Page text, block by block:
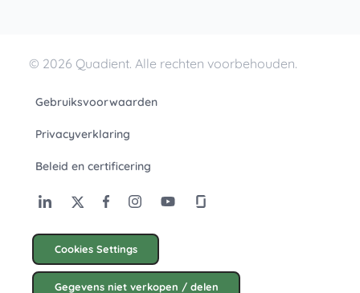
© 2026 Quadient. Alle rechten voorbehouden.
Gebruiksvoorwaarden
Privacyverklaring
Beleid en certificering
Cookies Settings
Gegevens niet verkopen / delen